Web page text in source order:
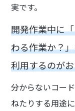
実です。
開発作業中に
わる作業か？
利用するのが
分からないコー
ねたりする用途